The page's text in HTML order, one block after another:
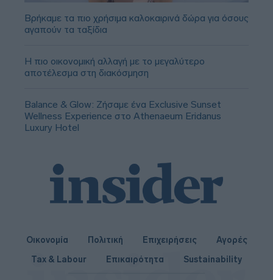
Βρήκαμε τα πιο χρήσιμα καλοκαιρινά δώρα για όσους
αγαπούν τα ταξίδια
Η πιο οικονομική αλλαγή με το μεγαλύτερο
αποτέλεσμα στη διακόσμηση
Balance & Glow: Ζήσαμε ένα Exclusive Sunset
Wellness Experience στο Athenaeum Eridanus
Luxury Hotel
Οικονομία Πολιτική Επιχειρήσεις
Αγορές
Tax & Labour
Επικαιρότητα Sustainability